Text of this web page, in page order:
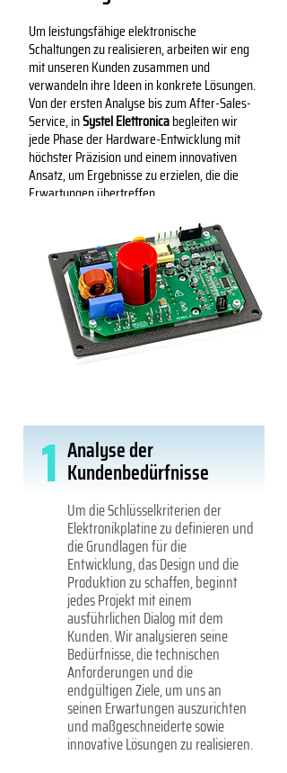
Um leistungsfähige elektronische
Schaltungen zu realisieren, arbeiten wir eng
mit unseren Kunden zusammen und
verwandeln ihre Ideen in konkrete Lösungen.
Von der ersten Analyse bis zum After-Sales-
Service, inSystel Elettronicabegleiten wir
jede Phase der Hardware-Entwicklung mit
höchster Präzision und einem innovativen
Ansatz, um Ergebnisse zu erzielen, die die
Erwartungen übertreffen.
Analyse der
Kundenbedürfnisse
1
Um die Schlüsselkriterien der
Elektronikplatine zu definieren und
die Grundlagen für die
Entwicklung, das Design und die
Produktion zu schaffen, beginnt
jedes Projekt mit einem
ausführlichen Dialog mit dem
Kunden. Wir analysieren seine
Bedürfnisse, die technischen
Anforderungen und die
endgültigen Ziele, um uns an
seinen Erwartungen auszurichten
und maßgeschneiderte sowie
innovative Lösungen zu realisieren.